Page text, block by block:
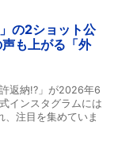
の2ショット公
も上がる「外
返納!?」が2026年6
インスタグラムには
注目を集めていま